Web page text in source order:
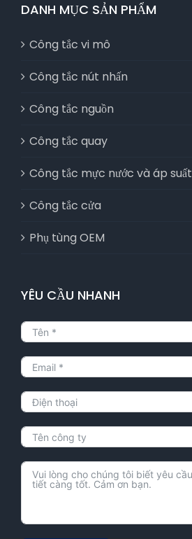
DANH MỤC SẢN PHẨM
Công tắc vi mô
Công tắc nút nhấn
Công tắc nguồn
Công tắc quay
Công tắc mực nước và áp suất
Công tắc cửa
Phụ tùng OEM
YÊU CẦU NHANH